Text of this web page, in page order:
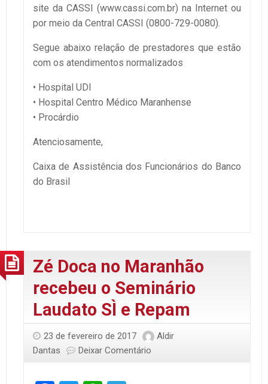
site da CASSI (www.cassi.com.br) na Internet ou
por meio da Central CASSI (0800-729-0080).
Segue abaixo relação de prestadores que estão
com os atendimentos normalizados
• Hospital UDI
• Hospital Centro Médico Maranhense
• Procárdio
Atenciosamente,
Caixa de Assistência dos Funcionários do Banco
do Brasil
Zé Doca no Maranhão
recebeu o Seminário
Laudato SÌ e Repam
23 de fevereiro de 2017
Aldir
Dantas
Deixar Comentário